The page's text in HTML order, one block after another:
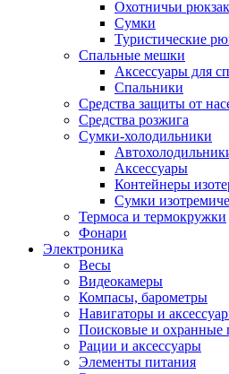
Охотничьи
Сумки
Туристические
Спальные мешки
Аксессуары для
Спальники
Средства защиты от
Средства розжига
Сумки-холодильники
Аксессуары
Контейнеры
Сумки
Термоса и термокружки
Фонари
Электроника
Весы
Видеокамеры
Компасы, барометры
Навигаторы и
Поисковые и охранные
Рации и аксессуары
Элементы питания